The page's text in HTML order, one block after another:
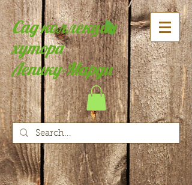
Сад коллекции
хутора
Лепику-Марди